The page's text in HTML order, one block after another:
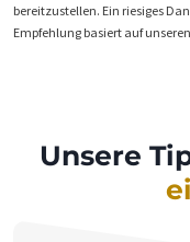
bereitzustellen. Ein riesiges
Empfehlung basiert auf
Unsere